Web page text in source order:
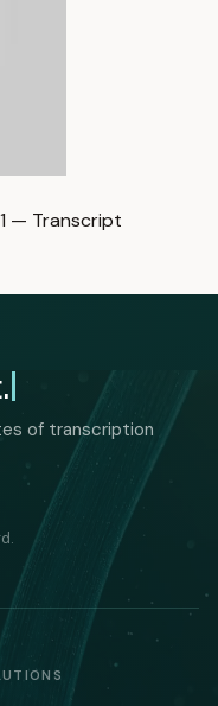
— Transcript
of transcription